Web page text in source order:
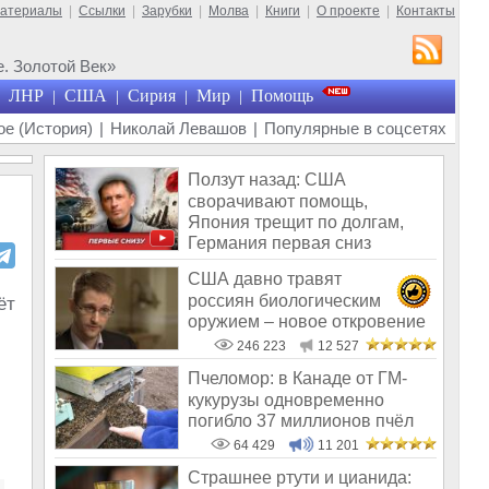
Ссылки Зарубки Молва Книги О проекте Контакты
Золотой Век»
ЛНР | США | Сирия | Мир | Помощь
(История) | Николай Левашов | Популярные в соцсетях
Ползут назад: США
сворачивают помощь,
Япония трещит по долгам,
Германия первая сниз
США давно травят
россиян биологическим
оружием – новое откровение
Эдварда Сноудена
246 223 12 527
Пчеломор: в Канаде от ГМ-
кукурузы одновременно
погибло 37 миллионов пчёл
64 429 11 201
Страшнее ртути и цианида: